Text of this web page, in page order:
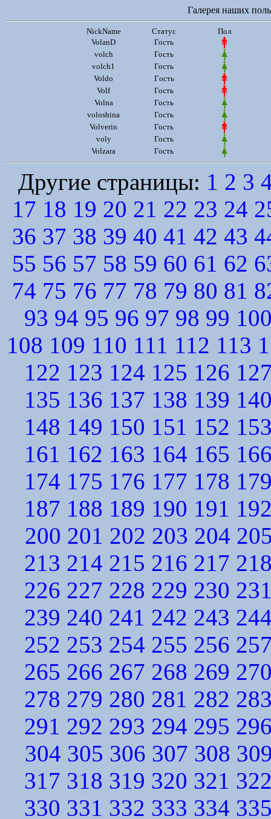
Галерея наших
NickName Статус
Пол
VolanD
Гость
volch
Гость
volch1
Гость
Voldo
Гость
Volf
Гость
Volna
Гость
voloshina
Гость
Volverin
Гость
voly
Гость
Volzara
Гость
Другие страницы: 1 2 3
17 18 19 20 21 22 23 24
36 37 38 39 40 41 42 43
55 56 57 58 59 60 61 62
74 75 76 77 78 79 80 81
93 94 95 96 97 98 99
108 109 110 111 112 113
122 123 124 125 126
135 136 137 138 139
148 149 150 151 152
161 162 163 164 165
174 175 176 177 178
187 188 189 190 191
200 201 202 203 204
213 214 215 216 217
226 227 228 229 230
239 240 241 242 243
252 253 254 255 256
265 266 267 268 269
278 279 280 281 282
291 292 293 294 295
304 305 306 307 308
317 318 319 320 321
330 331 332 333 334